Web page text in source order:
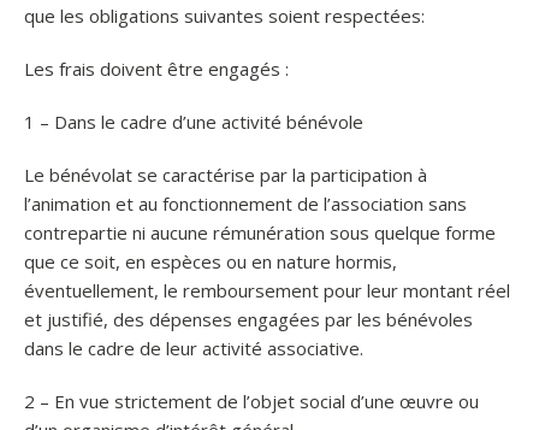
que les obligations suivantes soient respectées:
Les frais doivent être engagés :
1 – Dans le cadre d’une activité bénévole
Le bénévolat se caractérise par la participation à
l’animation et au fonctionnement de l’association sans
contrepartie ni aucune rémunération sous quelque forme
que ce soit, en espèces ou en nature hormis,
éventuellement, le remboursement pour leur montant réel
et justifié, des dépenses engagées par les bénévoles
dans le cadre de leur activité associative.
2 – En vue strictement de l’objet social d’une œuvre ou